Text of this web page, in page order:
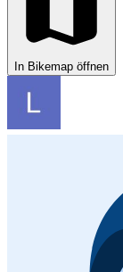
In Bikemap öffnen